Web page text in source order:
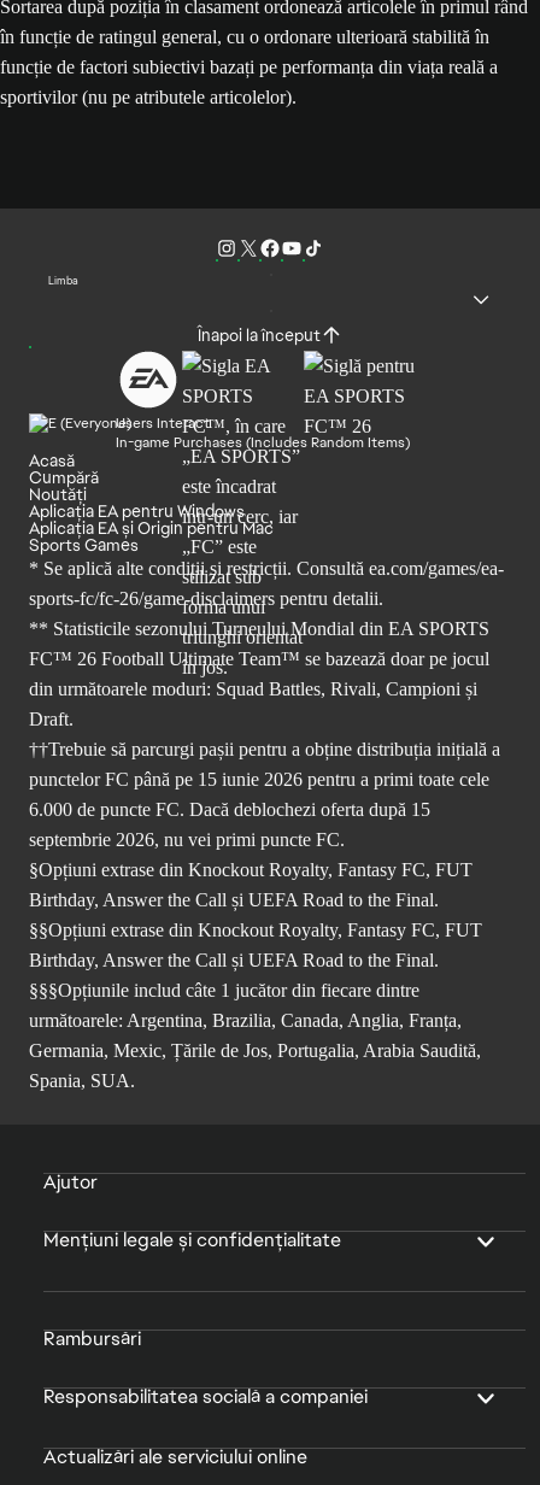
Sortarea după poziția în clasament ordonează articolele în primul rând
în funcție de ratingul general, cu o ordonare ulterioară stabilită în
funcție de factori subiectivi bazați pe performanța din viața reală a
sportivilor (nu pe atributele articolelor).
Limba
Înapoi la început
Users Interact
In-game Purchases (Includes Random Items)
Acasă
Cumpără
Noutăți
Aplicația EA pentru Windows
Aplicația EA și Origin pentru Mac
Sports Games
* Se aplică alte condiții și restricții. Consultă ea.com/games/ea-
sports-fc/fc-26/game-disclaimers pentru detalii.
** Statisticile sezonului Turneului Mondial din EA SPORTS
FC™ 26 Football Ultimate Team™ se bazează doar pe jocul
din următoarele moduri: Squad Battles, Rivali, Campioni și
Draft.
††Trebuie să parcurgi pașii pentru a obține distribuția inițială a
punctelor FC până pe 15 iunie 2026 pentru a primi toate cele
6.000 de puncte FC. Dacă deblochezi oferta după 15
septembrie 2026, nu vei primi puncte FC.
§Opțiuni extrase din Knockout Royalty, Fantasy FC, FUT
Birthday, Answer the Call și UEFA Road to the Final.
§§Opțiuni extrase din Knockout Royalty, Fantasy FC, FUT
Birthday, Answer the Call și UEFA Road to the Final.
§§§Opțiunile includ câte 1 jucător din fiecare dintre
următoarele: Argentina, Brazilia, Canada, Anglia, Franța,
Germania, Mexic, Țările de Jos, Portugalia, Arabia Saudită,
Spania, SUA.
Ajutor
Mențiuni legale și confidențialitate
Rambursări
Responsabilitatea socială a companiei
Actualizări ale serviciului online